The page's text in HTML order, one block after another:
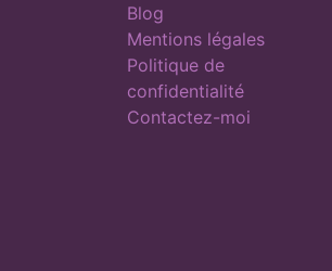
Blog
Mentions légales
Politique de
confidentialité
Contactez-moi